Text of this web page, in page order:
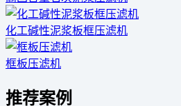
化工碱性泥浆板框压滤机
框板压滤机
推荐案例